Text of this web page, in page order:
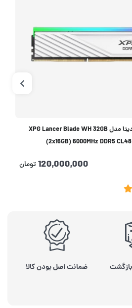
رم ای دیتا مدل XPG Lancer Blade WH 32GB
(2x16GB) 6000MHz DDR5 CL48
120,000,000تومان
ضمانت اصل بودن کالا